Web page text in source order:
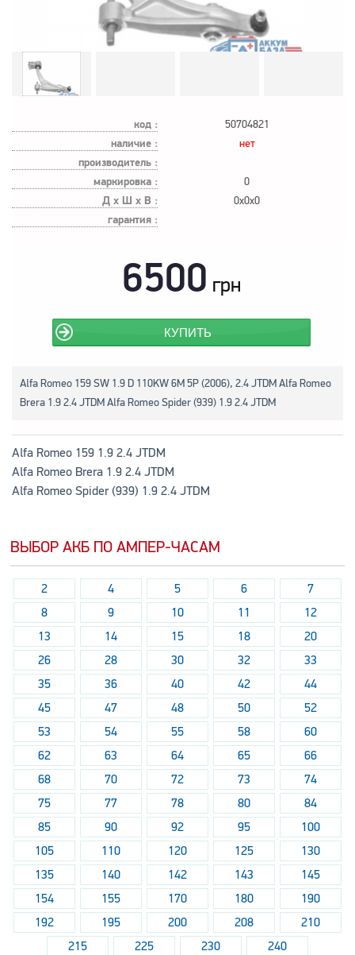
код : 50704821
наличие : нет
производитель :
маркировка :
0
Д х Ш х В : 0x0x0
гарантия :
6500 грн
КУПИТЬ
Alfa Romeo 159 SW 1.9 D 110KW 6M 5P (2006), 2.4 JTDM Alfa Romeo
Brera 1.9 2.4 JTDM Alfa Romeo Spider (939) 1.9 2.4 JTDM
Alfa Romeo 159 1.9 2.4 JTDM
Alfa Romeo Brera 1.9 2.4 JTDM
Alfa Romeo Spider (939) 1.9 2.4 JTDM
ВЫБОР АКБ ПО АМПЕР-ЧАСАМ
2 4 5 6
7
8
9 10 11
12
13
14 15 18
20
26
28 30 32
33
35
36 40 42
44
45
47 48 50
52
53
54 55 58
60
62
63 64 65
66
68
70 72 73
74
75
77 78 80
84
85
90 92 95
100
105
110 120 125
130
135
140 142 143
145
154
155 170 180
190
192
195 200 208
210
215
225 230 240